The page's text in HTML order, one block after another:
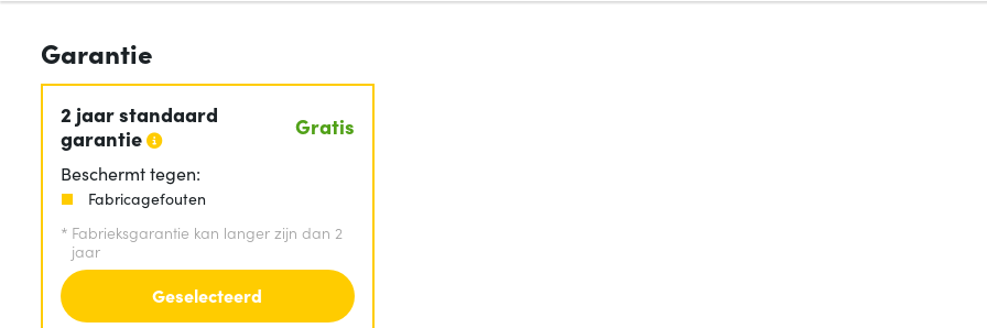
Garantie
2 jaar standaard
garantie
Gratis
Beschermt tegen:
Fabricagefouten
* Fabrieksgarantie kan langer zijn dan 2
jaar
Geselecteerd